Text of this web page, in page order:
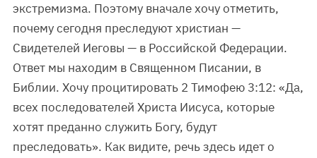
экстремизма. Поэтому вначале хочу отметить,
почему сегодня преследуют христиан —
Свидетелей Иеговы — в Российской Федерации.
Ответ мы находим в Священном Писании, в
Библии. Хочу процитировать 2 Тимофею 3:12: «Да,
всех последователей Христа Иисуса, которые
хотят преданно служить Богу, будут
преследовать». Как видите, речь здесь идет о